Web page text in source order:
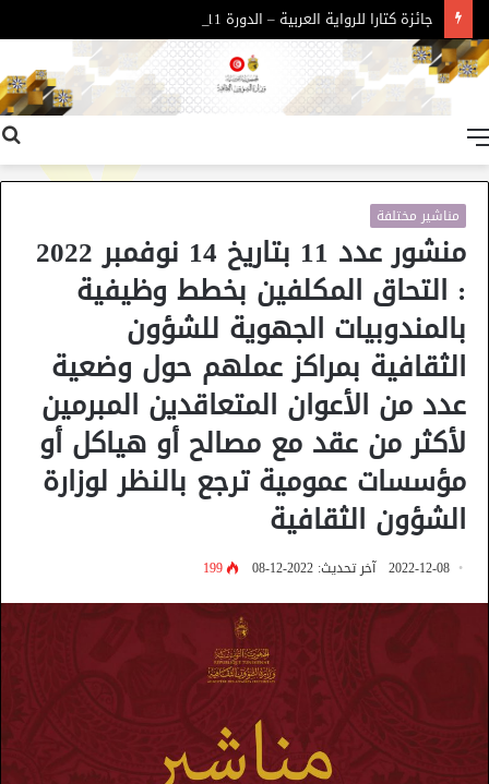
جائزة كتارا للرواية العربية – الدورة 11
مناشير مختلفة
منشور عدد 11 بتاريخ 14 نوفمبر 2022
: التحاق المكلفين بخطط وظيفية
بالمندوبيات الجهوية للشؤون
الثقافية بمراكز عملهم حول وضعية
عدد من الأعوان المتعاقدين المبرمين
لأكثر من عقد مع مصالح أو هياكل أو
مؤسسات عمومية ترجع بالنظر لوزارة
الشؤون الثقافية
2022-12-08 آخر تحديث: 2022-12-08 199